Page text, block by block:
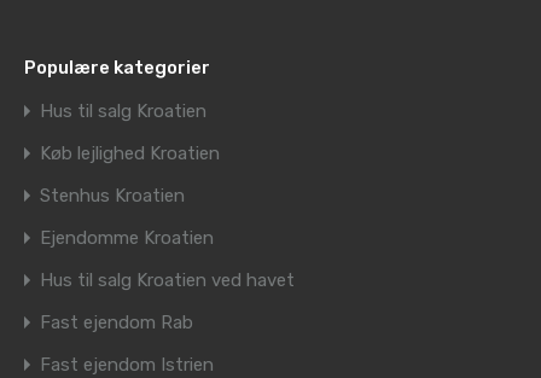
Populære kategorier
Hus til salg Kroatien
Køb lejlighed Kroatien
Stenhus Kroatien
Ejendomme Kroatien
Hus til salg Kroatien ved havet
Fast ejendom Rab
Fast ejendom Istrien